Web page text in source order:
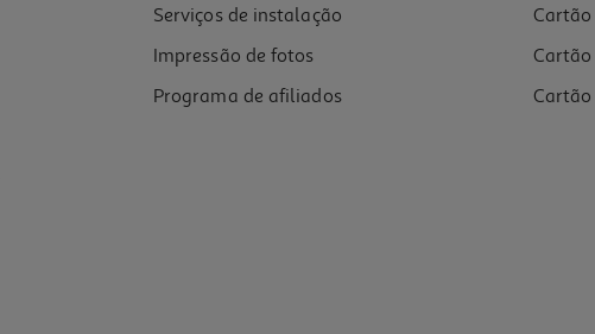
Serviços de instalação
Impressão de fotos
Programa de afiliados
Cartão
Cartão
Cartão